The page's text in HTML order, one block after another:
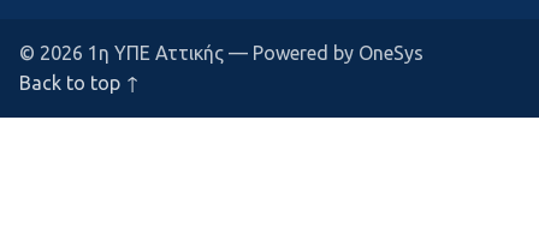
© 2026 1η ΥΠΕ Αττικής — Powered by OneSys
Back to top ↑